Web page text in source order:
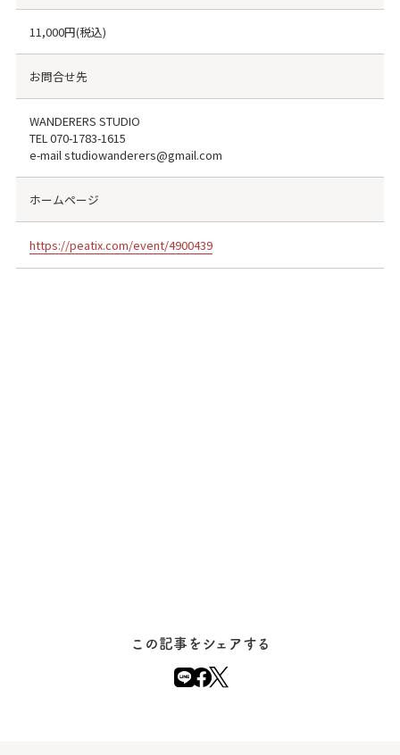
11,000円(税込)
お問合せ先
WANDERERS STUDIO
TEL070-1783-1615
e-mail studiowanderers@gmail.com
ホームページ
https://peatix.com/event/4900439
この記事をシェアする